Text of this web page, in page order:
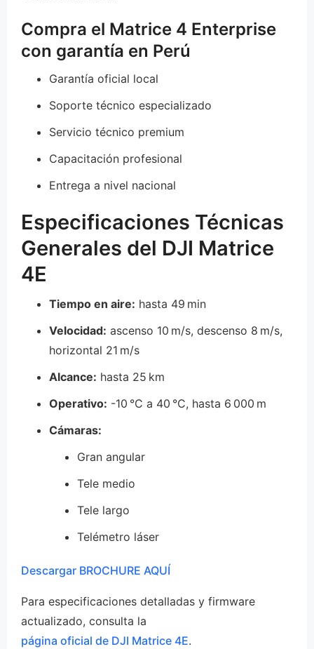
Compra el Matrice 4 Enterprise
con garantía en Perú
Garantía oficial local
Soporte técnico especializado
Servicio técnico premium
Capacitación profesional
Entrega a nivel nacional
Especificaciones Técnicas
Generales del DJI Matrice
4E
Tiempo en aire: hasta 49 min
Velocidad: ascenso 10 m/s, descenso 8 m/s,
horizontal 21 m/s
Alcance: hasta 25 km
Operativo: -10 °C a 40 °C, hasta 6 000 m
Cámaras:
Gran angular
Tele medio
Tele largo
Telémetro láser
Descargar BROCHURE AQUÍ
Para especificaciones detalladas y firmware
actualizado, consulta la
página oficial de DJI Matrice 4E.